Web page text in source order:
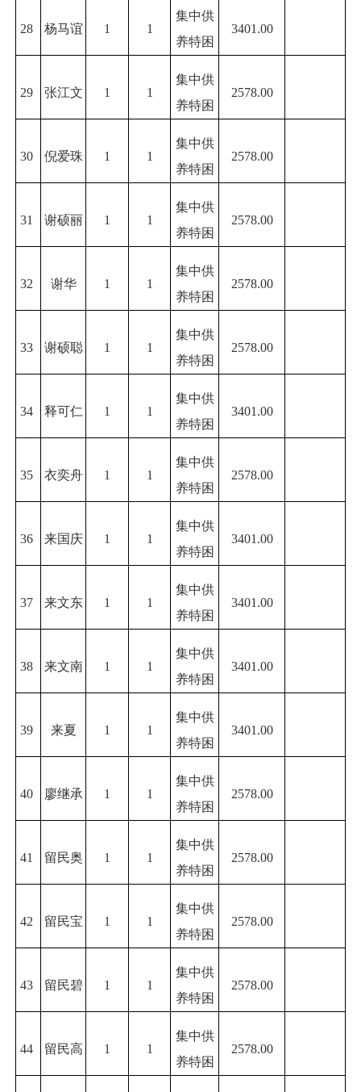
28 杨马谊 1 1
集中供
养特困
3401.00
29 张江文 1 1
集中供
养特困
2578.00
30 倪爱珠 1 1
集中供
养特困
2578.00
31 谢硕丽 1 1
集中供
养特困
2578.00
32 谢华 1 1
集中供
养特困
2578.00
33 谢硕聪 1 1
集中供
养特困
2578.00
34 释可仁 1 1
集中供
养特困
3401.00
35 衣奕舟 1 1
集中供
养特困
2578.00
36 来国庆 1 1
集中供
养特困
3401.00
37 来文东 1 1
集中供
养特困
3401.00
38 来文南 1 1
集中供
养特困
3401.00
39 来夏 1 1
集中供
养特困
3401.00
40 廖继承 1 1
集中供
养特困
2578.00
41 留民奥 1 1
集中供
养特困
2578.00
42 留民宝 1 1
集中供
养特困
2578.00
43 留民碧 1 1
集中供
养特困
2578.00
44 留民高 1 1
集中供
养特困
2578.00